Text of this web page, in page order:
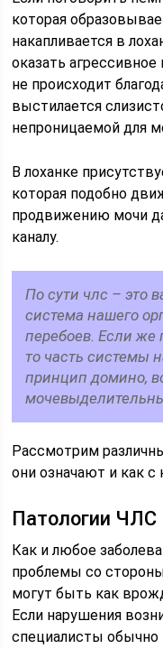
которая
накапливается в
оказать агрессивное
не происходит
выстилается
непроницаемой для
В лоханке
которая подобно
продвижению мочи
каналу.
По сути члс – это
система нашего
перебоев. Если же
то часть системы
принцип домино,
Рассмотрим
они означают и как с
Патологии ЧЛС
Как и любое
проблемы со
могут быть как
Если нарушения
специалисты обычно